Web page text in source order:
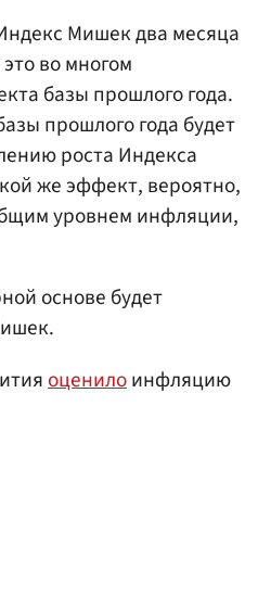
Мишек два месяца
во многом
базы прошлого года.
прошлого года будет
роста Индекса
же эффект, вероятно,
уровнем инфляции,
основе будет
оценилоинфляцию